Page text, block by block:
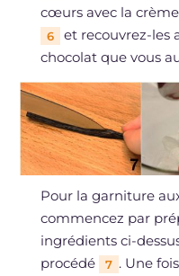
cœurs avec la
6
et recouvrez-les
chocolat que vous
Pour la garniture
commencez par
ingrédients ci-
procédé
7 . Une